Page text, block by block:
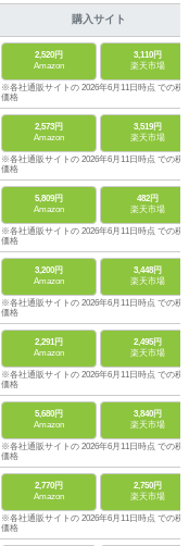
購入サイト
2,520円
Amazon
3,110円
楽天市場
※各社通販サイトの 2026年6月11日時点 での税
価格
2,573円
Amazon
3,519円
楽天市場
※各社通販サイトの 2026年6月11日時点 での税
価格
5,809円
Amazon
482円
楽天市場
※各社通販サイトの 2026年6月11日時点 での税
価格
3,200円
Amazon
3,448円
楽天市場
※各社通販サイトの 2026年6月11日時点 での税
価格
2,291円
Amazon
2,495円
楽天市場
※各社通販サイトの 2026年6月11日時点 での税
価格
5,680円
Amazon
3,840円
楽天市場
※各社通販サイトの 2026年6月11日時点 での税
価格
2,770円
Amazon
2,750円
楽天市場
※各社通販サイトの 2026年6月11日時点 での税
価格